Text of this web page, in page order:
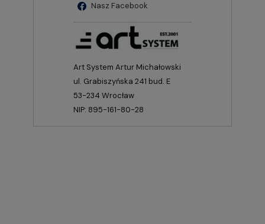
Nasz Facebook
Art System Artur Michałowski
ul. Grabiszyńska 241 bud. E
53-234 Wrocław
NIP: 895-161-80-28